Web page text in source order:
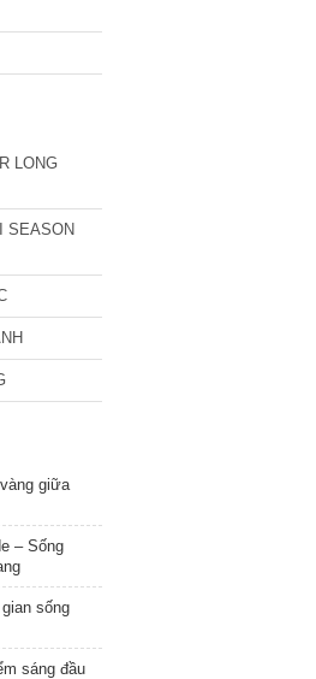
LONG
SEASON
giữa
– Sống
sống
sáng đầu